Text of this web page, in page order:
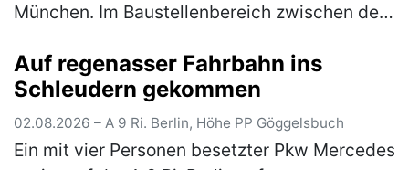
München. Im Baustellenbereich zwischen der
für eine gute Idee, im abge…(mehr)
Auf regenasser Fahrbahn ins
Schleudern gekommen
02.08.2026 – A 9 Ri. Berlin, Höhe PP Göggelsbuch
Ein mit vier Personen besetzter Pkw Mercedes